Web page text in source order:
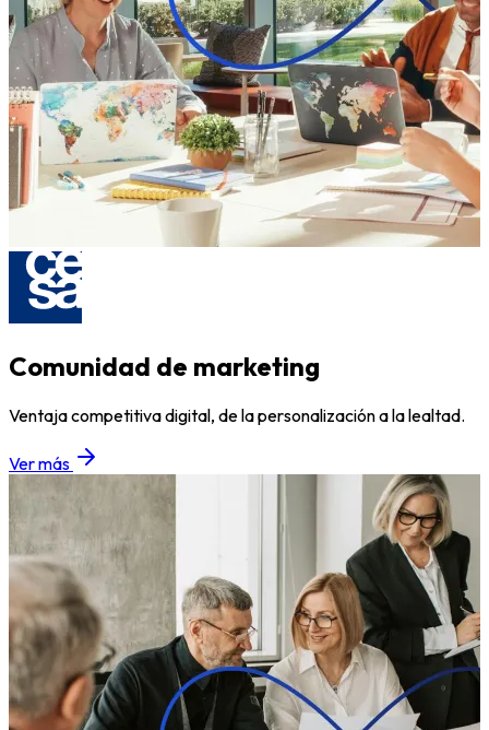
Comunidad de marketing
Ventaja competitiva digital, de la personalización a la lealtad.
Ver más